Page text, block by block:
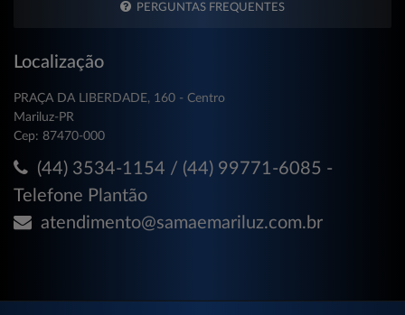
PERGUNTAS FREQUENTES
Localização
PRAÇA DA LIBERDADE, 160 - Centro
Mariluz-PR
Cep: 87470-000
(44) 3534-1154 / (44) 99771-6085 -
Telefone Plantão
atendimento@samaemariluz.com.br